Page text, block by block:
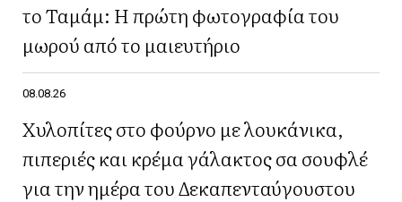
το Ταμάμ: Η πρώτη φωτογραφία του
μωρού από το μαιευτήριο
08.08.26
Χυλοπίτες στο φούρνο με λουκάνικα,
πιπεριές και κρέμα γάλακτος σα σουφλέ
για την ημέρα του Δεκαπενταύγουστου